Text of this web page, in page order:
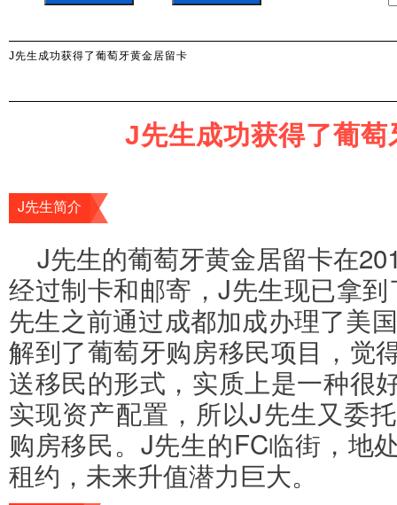
J先生成功获得了葡萄牙黄金居留卡
J先生成功获得了葡
J先生简介
J先生的葡萄牙黄金居留卡在
经过制卡和邮寄，J先生现已拿
先生之前通过成都加成办理了美
解到了葡萄牙购房移民项目，觉
送移民的形式，实质上是一种很
实现资产配置，所以J先生又委
购房移民。J先生的FC临街，地
租约，未来升值潜力巨大。